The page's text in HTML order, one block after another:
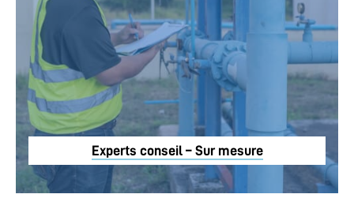
Experts conseil – Sur mesure